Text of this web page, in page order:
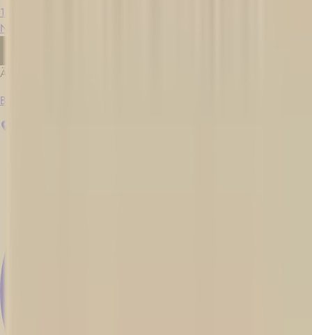
14 Tage
Neu
Ähnliche Jobs
Barman / Mixologue